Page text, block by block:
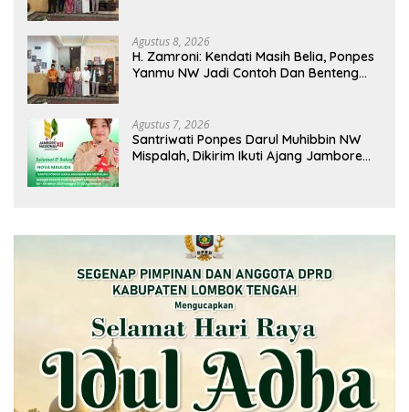
Agustus 8, 2026
H. Zamroni: Kendati Masih Belia, Ponpes
Yanmu NW Jadi Contoh Dan Benteng
Agustus 7, 2026
Santriwati Ponpes Darul Muhibbin NW
Mispalah, Dikirim Ikuti Ajang Jambore